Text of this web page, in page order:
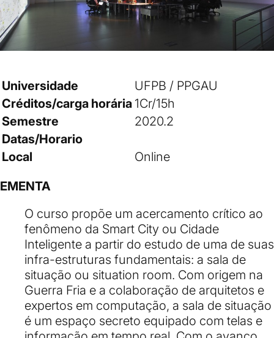
Universidade
UFPB / PPGAU
Créditos/carga horária 1Cr/15h
Semestre
2020.2
Datas/Horario
Local
Online
EMENTA
O curso propõe um acercamento crítico ao
fenômeno da Smart City ou Cidade
Inteligente a partir do estudo de uma de suas
infra-estruturas fundamentais: a sala de
situação ou situation room. Com origem na
Guerra Fria e a colaboração de arquitetos e
expertos em computação, a sala de situação
é um espaço secreto equipado com telas e